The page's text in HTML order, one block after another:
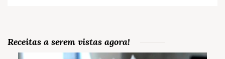
Receitas a serem vistas agora!